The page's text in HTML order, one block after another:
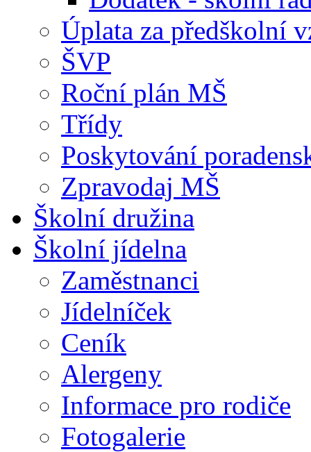
Úplata za předškolní
ŠVP
Roční plán MŠ
Třídy
Poskytování
Zpravodaj MŠ
Školní družina
Školní jídelna
Zaměstnanci
Jídelníček
Ceník
Alergeny
Informace pro rodiče
Fotogalerie